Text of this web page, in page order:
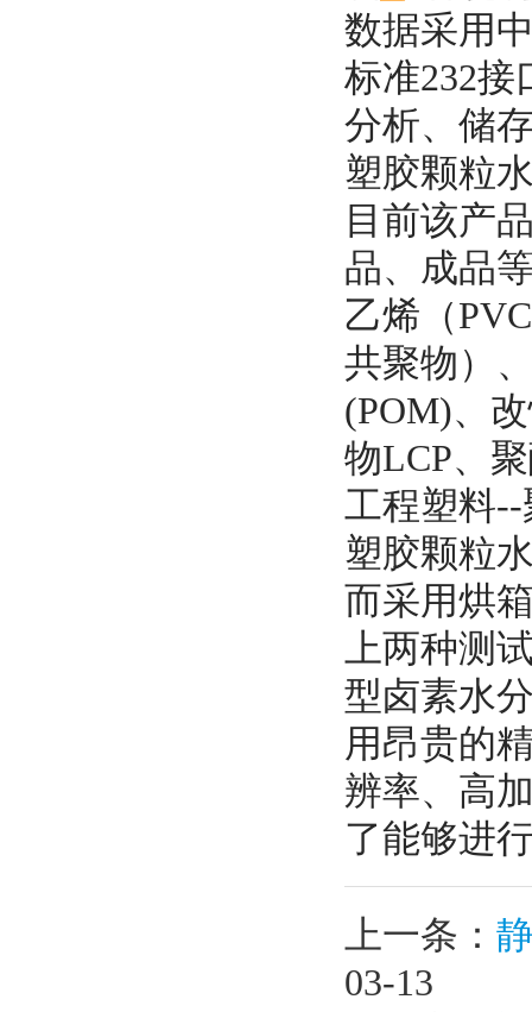
数据采用
标准232
分析、储
塑胶颗粒
目前该产
品、成品
乙烯（
共聚物）
(POM)、
物LCP、
工程塑料--
塑胶颗粒
而采用烘
上两种测
型卤素水
用昂贵的
辨率、高
了能够进
上一条：
03-13